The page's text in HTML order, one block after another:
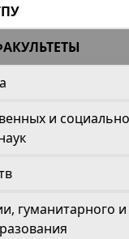
и
гуманитарного и